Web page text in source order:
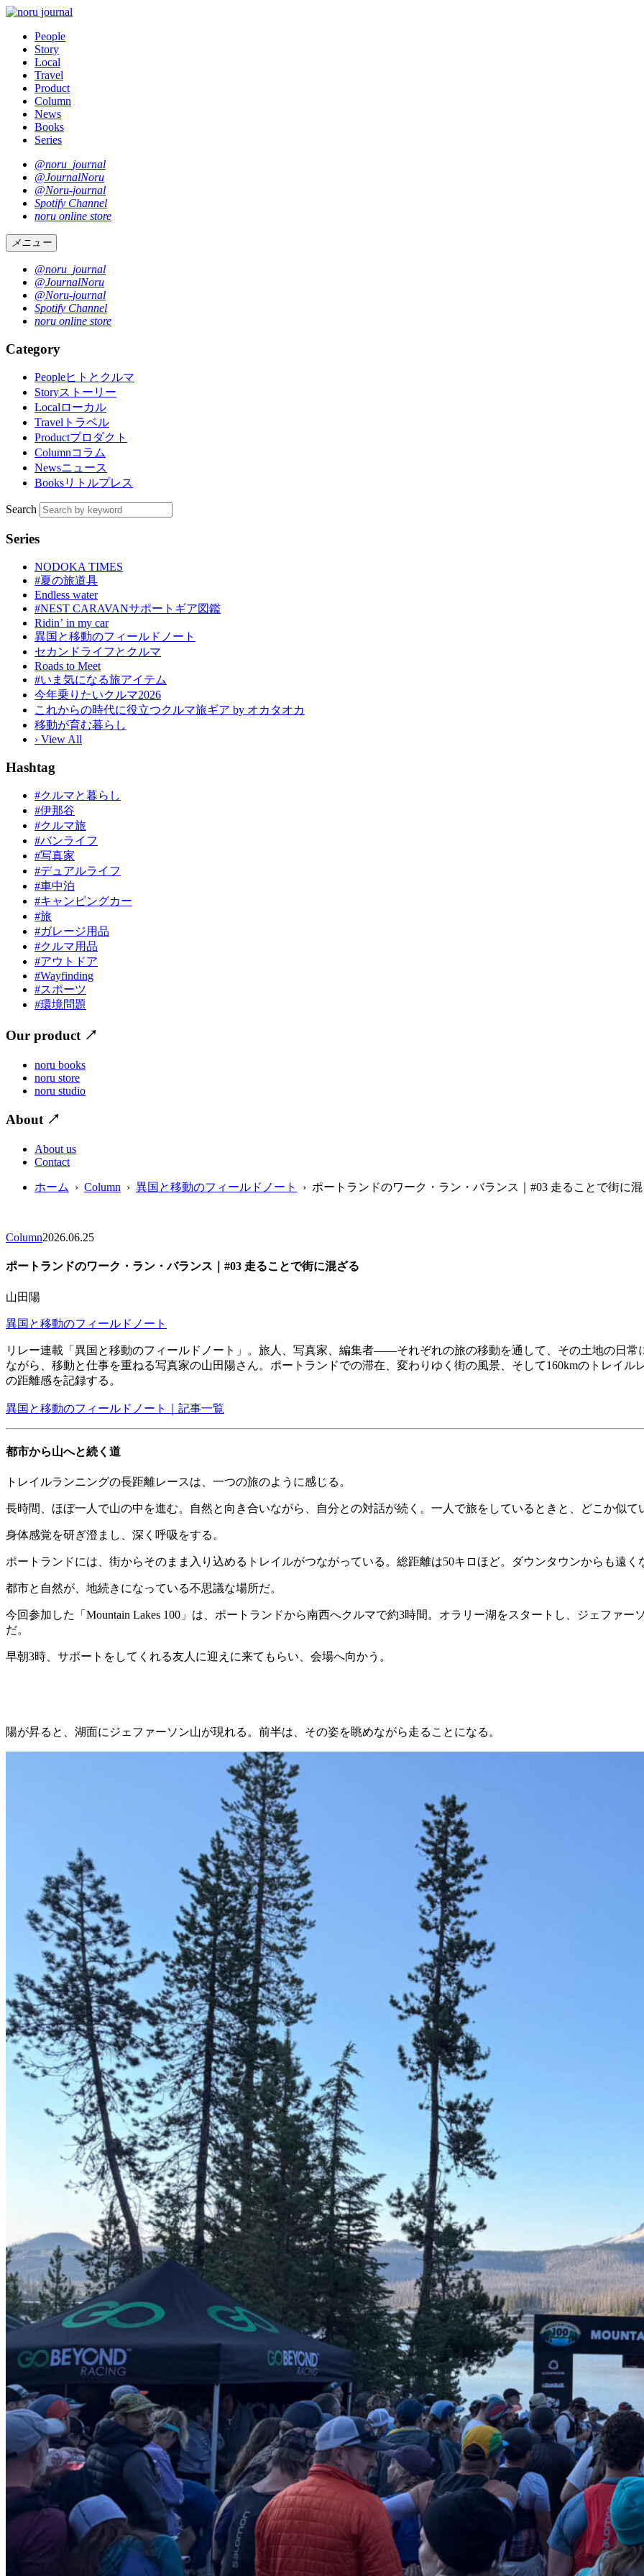
People
Story
Local
Travel
Product
Column
News
Books
Series
@noru_journal
@JournalNoru
@Noru-journal
Spotify Channel
noru online store
メニュー
@noru_journal
@JournalNoru
@Noru-journal
Spotify Channel
noru online store
Category
Peopleヒトとクルマ
Storyストーリー
Localローカル
Travel トラベル
Productプロダクト
Columnコラム
Newsニュース
Booksリトルプレス
Search
Series
NODOKA TIMES
#夏の旅道具
Endless water
#NEST CARAVANサポートギア図鑑
Ridinʼ in my car
異国と移動のフィールドノート
セカンドライフとクルマ
Roads to Meet
#いま気になる旅アイテム
今年乗りたいクルマ2026
これからの時代に役立つクルマ旅ギア by オカタオカ
移動が育む暮らし
› View All
Hashtag
#クルマと暮らし
#伊那谷
#クルマ旅
#バンライフ
#写真家
#デュアルライフ
#車中泊
#キャンピングカー
#旅
#ガレージ用品
#クルマ用品
#アウトドア
#Wayfinding
#スポーツ
#環境問題
Our product ↗
noru books
noru store
noru studio
About ↗
About us
Contact
ホーム › Column › 異国と移動のフィールドノート › ポートランドのワーク・ラン・バランス｜#03 走ることで街に
Column2026.06.25
ポートランドのワーク・ラン・バランス｜#03 走ることで街に混ざる
山田陽
異国と移動のフィールドノート
リレー連載「異国と移動のフィールドノート」。旅人、写真家、編集者——それぞれの旅の移動を通して、その土地の日
ながら、移動と仕事を重ねる写真家の山田陽さん。ポートランドでの滞在、変わりゆく街の風景、そして160kmのトレイ
の距離感を記録する。
異国と移動のフィールドノート｜記事一覧
都市から山へと続く道
トレイルランニングの長距離レースは、一つの旅のように感じる。
長時間、ほぼ一人で山の中を進む。自然と向き合いながら、自分との対話が続く。一人で旅をしているときと、どこか似て
身体感覚を研ぎ澄まし、深く呼吸をする。
ポートランドには、街からそのまま入り込めるトレイルがつながっている。総距離は50キロほど。ダウンタウンからも遠く
都市と自然が、地続きになっている不思議な場所だ。
今回参加した「Mountain Lakes 100」は、ポートランドから南西へクルマで約3時間。オラリー湖をスタートし、ジェファ
だ。
早朝3時、サポートをしてくれる友人に迎えに来てもらい、会場へ向かう。
陽が昇ると、湖面にジェファーソン山が現れる。前半は、その姿を眺めながら走ることになる。